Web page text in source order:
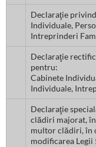
Declaraţie
Individuale,
Intreprinderi
Declaraţie
pentru:
Cabinete
Individuale,
Declaraţie
clădiri majorat,
multor clădiri, în
modificarea